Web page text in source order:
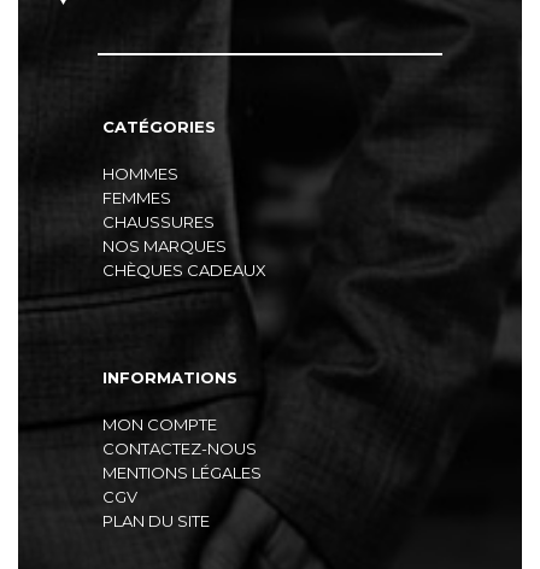
CATÉGORIES
HOMMES
FEMMES
CHAUSSURES
NOS MARQUES
CHÈQUES CADEAUX
INFORMATIONS
MON COMPTE
CONTACTEZ-NOUS
MENTIONS LÉGALES
CGV
PLAN DU SITE